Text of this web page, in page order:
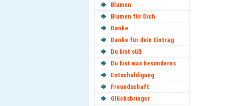
Blumen
Blumen für Dich
Danke
Danke für dein Eintrag
Du bist süß
Du bist was besonderes
Entschuldigung
Freundschaft
Glücksbringer